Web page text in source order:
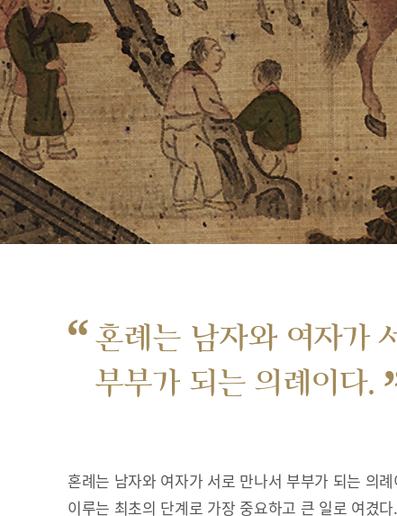
“혼례는 남자와 여자가
부부가 되는 의례이다.
혼례는 남자와 여자가 서로 만나서 부부가 되는 의
이루는 최초의 단계로 가장 중요하고 큰 일로 여겼